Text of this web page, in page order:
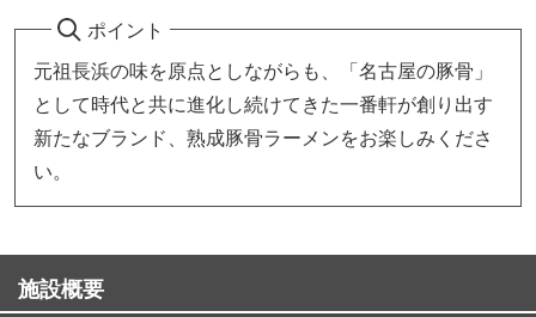
ポイント
元祖長浜の味を原点としながらも、「名古屋の豚骨」
として時代と共に進化し続けてきた一番軒が創り出す
新たなブランド、熟成豚骨ラーメンをお楽しみくださ
い。
施設概要